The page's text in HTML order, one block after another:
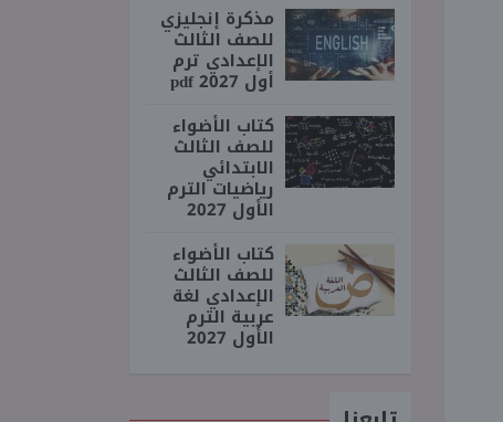
مذكرة إنجليزي
للصف الثالث
الإعدادي ترم
أول 2027 pdf
كتاب الأضواء
للصف الثالث
الابتدائي
رياضيات الترم
الأول 2027
كتاب الأضواء
للصف الثالث
الإعدادي لغة
عربية الترم
الأول 2027